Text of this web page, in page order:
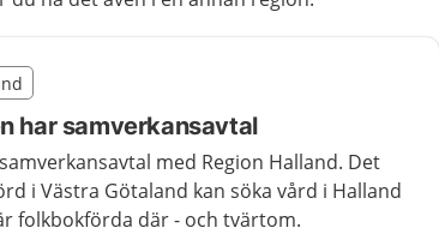
Götaland
har samverkansavtal
med Region Halland. Det
i Västra Götaland kan söka vård i Halland
folkbokförda där - och tvärtom.
region Västra Götaland